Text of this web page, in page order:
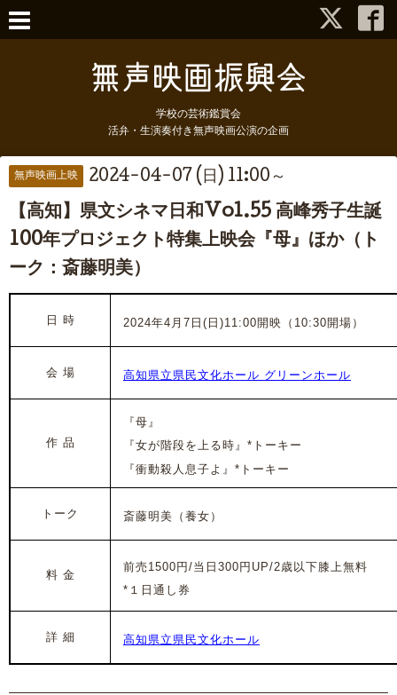
学校の芸術鑑賞会
活弁・生演奏付き無声映画公演の企画
無声映画上映 2024-04-07 (日) 11:00～
【高知】県文シネマ日和Vol.55 高峰秀子生誕
100年プロジェクト特集上映会『母』ほか（ト
ーク：斎藤明美）
日 時 2024年4月7日(日)11:00開映（10:30開場）
会 場 高知県立県民文化ホール グリーンホール
作 品
『母』
『女が階段を上る時』*トーキー
『衝動殺人息子よ』*トーキー
トーク 斎藤明美（養女）
料 金
前売1500円/当日300円UP/2歳以下膝上無料
*１日通し券
詳 細 高知県立県民文化ホール